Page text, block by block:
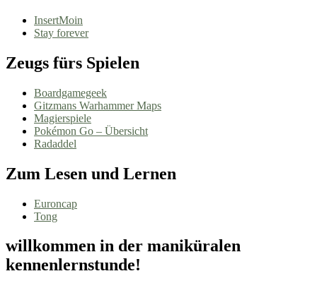
InsertMoin
Stay forever
Zeugs fürs Spielen
Boardgamegeek
Gitzmans Warhammer Maps
Magierspiele
Pokémon Go – Übersicht
Radaddel
Zum Lesen und Lernen
Euroncap
Tong
willkommen in der maniküralen
kennenlernstunde!